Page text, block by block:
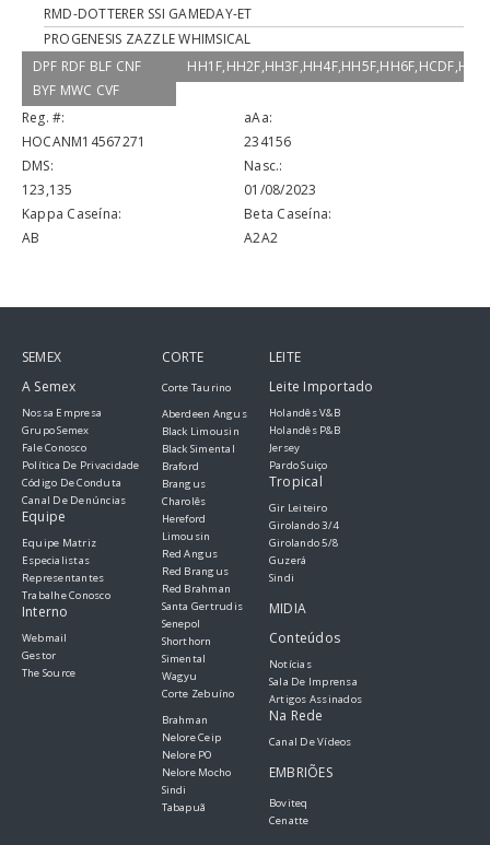
RMD-DOTTERER SSI GAMEDAY-ET
PROGENESIS ZAZZLE WHIMSICAL
DPF RDF BLF CNF
BYF MWC CVF
Reg. #:
HOCANM14567271
aAa:
234156
DMS:
123,135
Nasc.:
01/08/2023
Kappa Caseína:
AB
Beta Caseína:
A2A2
SEMEX
A Semex
Nossa Empresa
Grupo Semex
Fale Conosco
Política De Privacidade
Código De Conduta
Canal De Denúncias
Equipe
Equipe Matriz
Especialistas
Representantes
Trabalhe Conosco
Interno
Webmail
Gestor
The Source
CORTE
Corte Taurino
Aberdeen Angus
Black Limousin
Black Simental
Braford
Brangus
Charolês
Hereford
Limousin
Red Angus
Red Brangus
Red Brahman
Santa Gertrudis
Senepol
Shorthorn
Simental
Wagyu
Corte Zebuíno
Brahman
Nelore Ceip
Nelore PO
Nelore Mocho
Sindi
Tabapuã
LEITE
Leite Importado
Holandês V&B
Holandês P&B
Jersey
Pardo Suiço
Tropical
Gir Leiteiro
Girolando 3/4
Girolando 5/8
Guzerá
Sindi
MIDIA
Conteúdos
Notícias
Sala De Imprensa
Artigos Assinados
Na Rede
Canal De Vídeos
EMBRIÕES
Boviteq
Cenatte